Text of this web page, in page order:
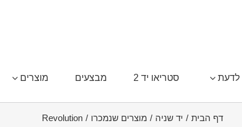
לדעת סטריאו יד 2 מבצעים מוצרים
דף הבית / יד שניה / מוצרים שנמכרו /
Revolution